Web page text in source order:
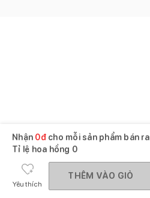
Nhận 0đcho mỗi sản phẩm bán ra
Tỉ lệ hoa hồng 0
Yêu thích
THÊM VÀO GIỎ